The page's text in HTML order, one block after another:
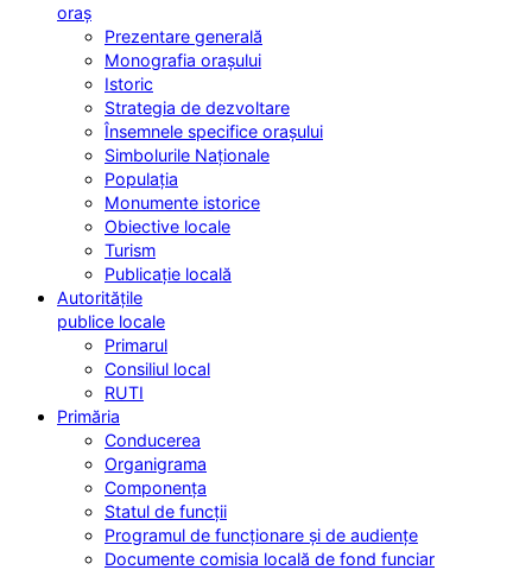
oraș
Prezentare generală
Monografia orașului
Istoric
Strategia de dezvoltare
Însemnele specifice orașului
Simbolurile Naționale
Populația
Monumente istorice
Obiective locale
Turism
Publicație locală
Autoritățile
publice locale
Primarul
Consiliul local
RUTI
Primăria
Conducerea
Organigrama
Componența
Statul de funcții
Programul de funcționare și de audiențe
Documente comisia locală de fond funciar